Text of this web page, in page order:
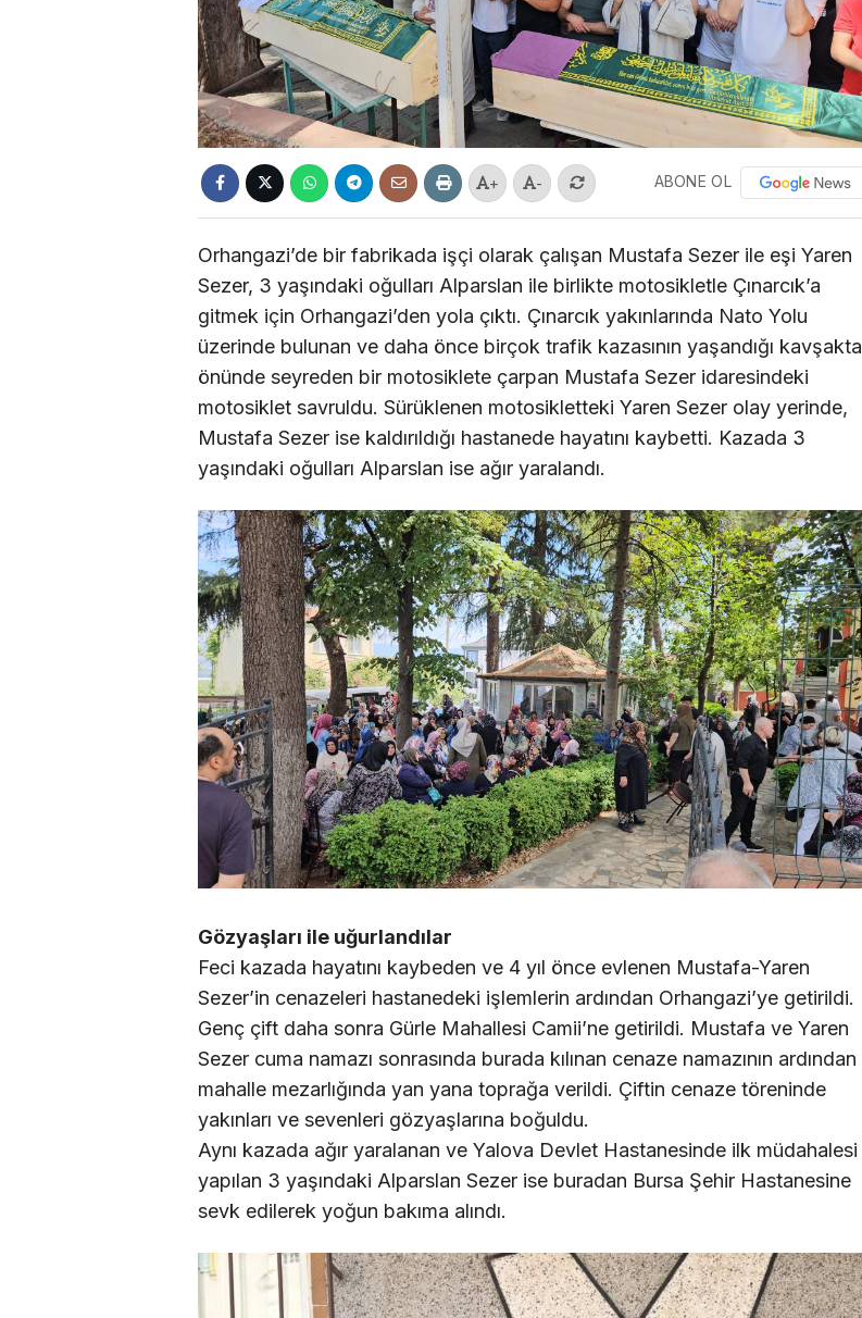
+ - ABONE OL
Orhangazi’de bir fabrikada işçi olarak çalışan Mustafa Sezer ile eşi Yaren
Sezer, 3 yaşındaki oğulları Alparslan ile birlikte motosikletle Çınarcık’a
gitmek için Orhangazi’den yola çıktı. Çınarcık yakınlarında Nato Yolu
üzerinde bulunan ve daha önce birçok trafik kazasının yaşandığı kavşakta
önünde seyreden bir motosiklete çarpan Mustafa Sezer idaresindeki
motosiklet savruldu. Sürüklenen motosikletteki Yaren Sezer olay yerinde,
Mustafa Sezer ise kaldırıldığı hastanede hayatını kaybetti. Kazada 3
yaşındaki oğulları Alparslan ise ağır yaralandı.
Gözyaşları ile uğurlandılar
Feci kazada hayatını kaybeden ve 4 yıl önce evlenen Mustafa-Yaren
Sezer’in cenazeleri hastanedeki işlemlerin ardından Orhangazi’ye getirildi.
Genç çift daha sonra Gürle Mahallesi Camii’ne getirildi. Mustafa ve Yaren
Sezer cuma namazı sonrasında burada kılınan cenaze namazının ardından
mahalle mezarlığında yan yana toprağa verildi. Çiftin cenaze töreninde
yakınları ve sevenleri gözyaşlarına boğuldu.
Aynı kazada ağır yaralanan ve Yalova Devlet Hastanesinde ilk müdahalesi
yapılan 3 yaşındaki Alparslan Sezer ise buradan Bursa Şehir Hastanesine
sevk edilerek yoğun bakıma alındı.